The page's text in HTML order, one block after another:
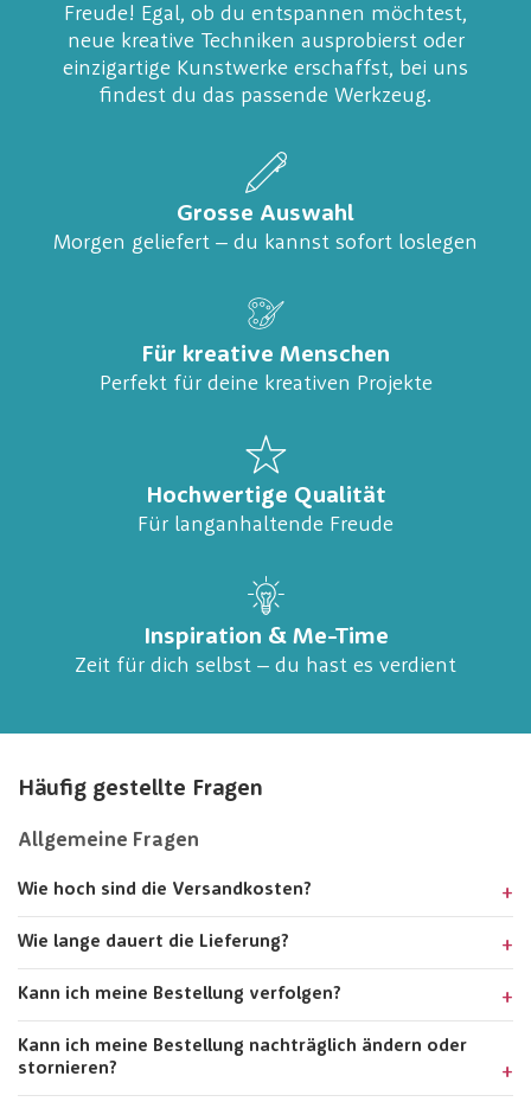
Freude! Egal, ob du entspannen möchtest,
neue kreative Techniken ausprobierst oder
einzigartige Kunstwerke erschaffst, bei uns
findest du das passende Werkzeug.
Grosse Auswahl
Morgen geliefert – du kannst sofort loslegen
Für kreative Menschen
Perfekt für deine kreativen Projekte
Hochwertige Qualität
Für langanhaltende Freude
Inspiration & Me-Time
Zeit für dich selbst – du hast es verdient
Häufig gestellte Fragen
Allgemeine Fragen
Wie hoch sind die Versandkosten?
Wie lange dauert die Lieferung?
Kann ich meine Bestellung verfolgen?
Kann ich meine Bestellung nachträglich ändern oder
stornieren?